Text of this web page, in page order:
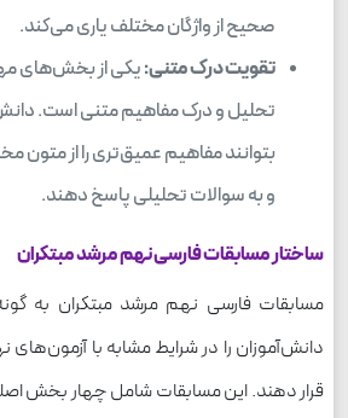
صحیح از واژگان مختلف یاری می‌کند.
تقویت درک متنی:یکی از بخش‌های
تحلیل و درک مفاهیم متنی است.
بتوانند مفاهیم عمیق‌تری را از متون
و به سوالات تحلیلی پاسخ دهند.
ساختار مسابقات فارسی نهم مرشد مبتکران
مسابقات فارسی نهم مرشد مبتکران به
دانش‌آموزان را در شرایط مشابه با
قرار دهند. این مسابقات شامل چهار بخش